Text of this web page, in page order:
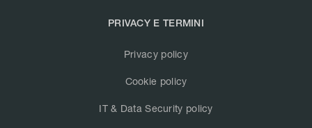
PRIVACY E TERMINI
Privacy policy
Cookie policy
IT & Data Security policy